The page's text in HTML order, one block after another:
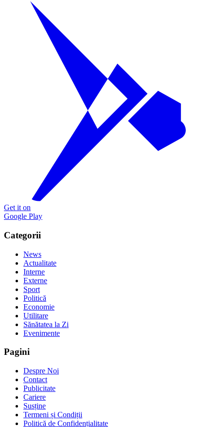
Get it on
Google Play
Categorii
News
Actualitate
Interne
Externe
Sport
Politică
Economie
Utilitare
Sănătatea la Zi
Evenimente
Pagini
Despre Noi
Contact
Publicitate
Cariere
Susține
Termeni și Condiții
Politică de Confidențialitate